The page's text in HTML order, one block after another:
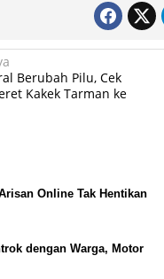
Berubah Pilu, Cek
Kakek Tarman ke
Online Tak Hentikan
dengan Warga, Motor